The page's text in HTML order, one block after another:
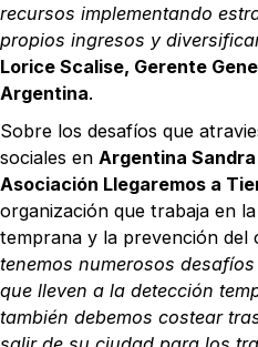
recursos implementando
propios ingresos y
Lorice Scalise, Gerente
Argentina.
Sobre los desafíos que
sociales en Argentina
Asociación Llegaremos a
organización que trabaja en
temprana y la prevención del
tenemos numerosos
que lleven a la detección
también debemos costear